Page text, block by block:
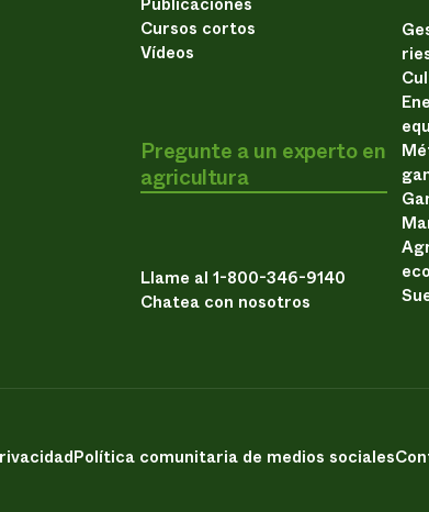
Cursos cortos
Vídeos
Pregunte a un experto en
agricultura
Llame al 1-800-346-9140
Chatea con nosotros
Política comunitaria de medios sociales